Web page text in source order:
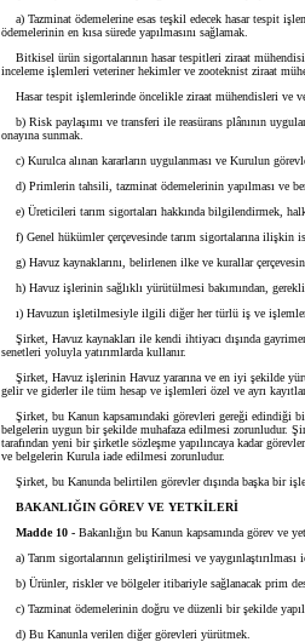
a) Tazminat ödemelerine esas teşkil edecek hasar tespit
ödemelerinin en kısa sürede yapılmasını sağlamak.
Bitkisel ürün sigortalarının hasar tespitleri ziraat
inceleme işlemleri veteriner hekimler ve zooteknist ziraat
Hasar tespit işlemlerinde öncelikle ziraat mühendisleri ve
b) Risk paylaşımı ve transferi ile reasürans plânının
onayına sunmak.
c) Kurulca alınan kararların uygulanması ve Kurulun
d) Primlerin tahsili, tazminat ödemelerinin yapılması ve
e) Üreticileri tarım sigortaları hakkında bilgilendirmek,
f) Genel hükümler çerçevesinde tarım sigortalarına ilişkin
g) Havuz kaynaklarını, belirlenen ilke ve kurallar
h) Havuz işlerinin sağlıklı yürütülmesi bakımından,
ı) Havuzun işletilmesiyle ilgili diğer her türlü iş ve
Şirket, Havuz kaynakları ile kendi ihtiyacı dışında
senetleri yoluyla yatırımlarda kullanır.
Şirket, Havuz işlerinin Havuz yararına ve en iyi şekilde
gelir ve giderler ile tüm hesap ve işlemleri özel ve ayrı
Şirket, bu Kanun kapsamındaki görevleri gereği edindiği
belgelerin uygun bir şekilde muhafaza edilmesi zorunludur.
tarafından yeni bir şirketle sözleşme yapılıncaya kadar
ve belgelerin Kurula iade edilmesi zorunludur.
Şirket, bu Kanunda belirtilen görevler dışında başka bir
BAKANLIĞIN GÖREV VE YETKİLERİ
Madde 10 - Bakanlığın bu Kanun kapsamında görev ve
a) Tarım sigortalarının geliştirilmesi ve
b) Ürünler, riskler ve bölgeler itibariyle sağlanacak prim
c) Tazminat ödemelerinin doğru ve düzenli bir şekilde
d) Bu Kanunla verilen diğer görevleri yürütmek.